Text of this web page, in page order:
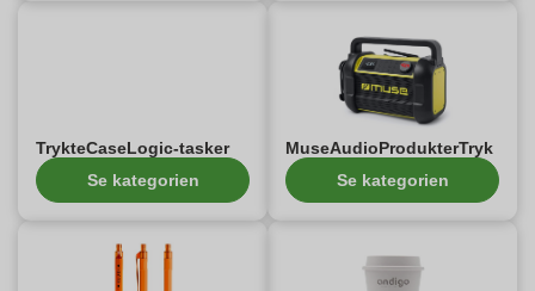
TrykteCaseLogic-tasker
Se kategorien
MuseAudioProdukterTryk
Se kategorien